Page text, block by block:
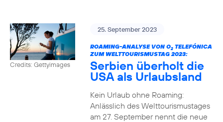
Credits: Gettyimages
25. September 2023
ROAMING-ANALYSE VON O2TELEFÓNICA
ZUM WELTTOURISMUSTAG 2023:
Serbien überholt die
USA als Urlaubsland
Kein Urlaub ohne Roaming:
Anlässlich des Welttourismustages
am 27. September nennt die neue